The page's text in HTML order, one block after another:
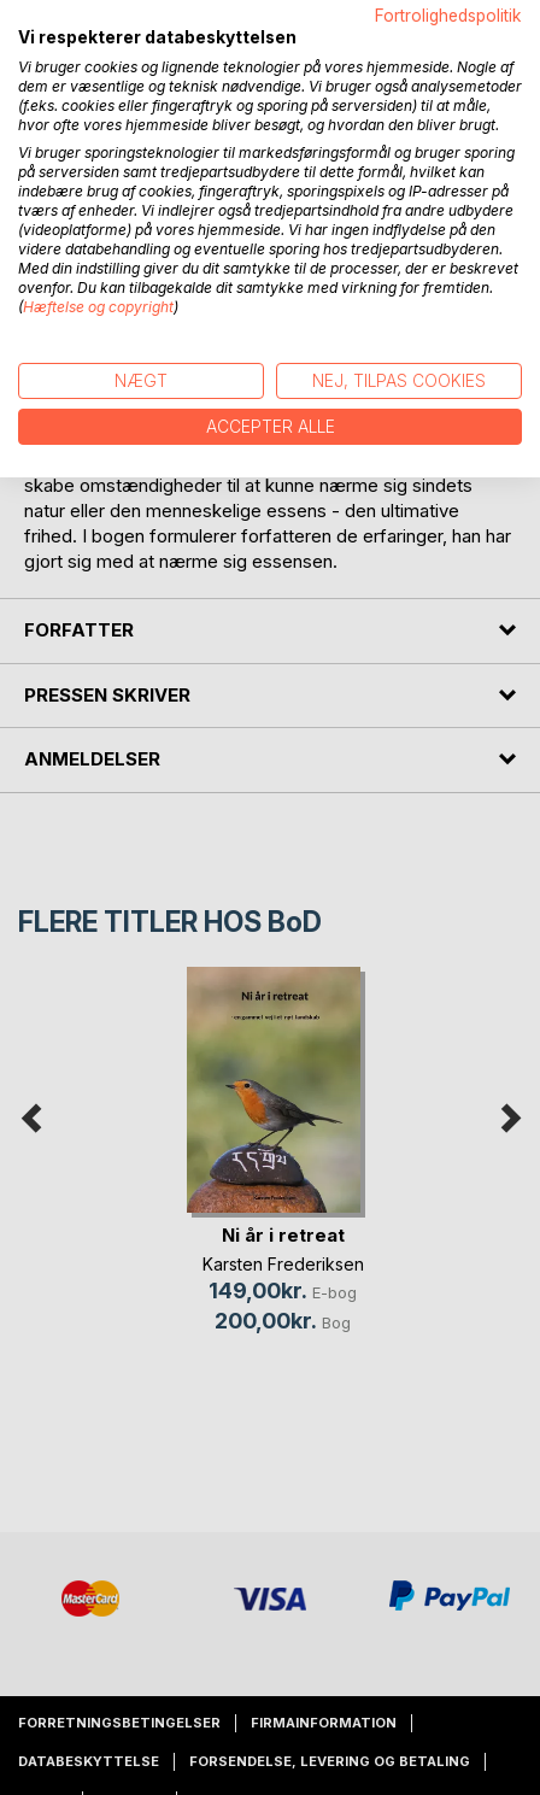
Føj til ønskeliste
Anmeld titel
BESKRIVELSE
Forfatteren har nu for anden gang gennemført et
treårsretreat. Han har igen mediteret mange timer hver dag
i en skurvogn i haven. Retreatet er inspireret af den
tibetanske buddhisme, hvor man har 1.200 års erfaring med
skabe omstændigheder til at kunne nærme sig sindets
natur eller den menneskelige essens - den ultimative
frihed. I bogen formulerer forfatteren de erfaringer, han har
gjort sig med at nærme sig essensen.
FORFATTER
PRESSEN SKRIVER
ANMELDELSER
FLERE TITLER HOS BoD
Ni år i retreat
Karsten Frederiksen
149,00kr. E-bog
200,00kr. Bog
FORRETNINGSBETINGELSER FIRMAINFORMATION
DATABESKYTTELSE FORSENDELSE, LEVERING OG BETALING
Fortrolighedspolitik
Vi respekterer databeskyttelsen
Vi bruger cookies og lignende teknologier på vores hjemmeside. Nogle af
dem er væsentlige og teknisk nødvendige. Vi bruger også analysemetoder
(f.eks. cookies eller fingeraftryk og sporing på serversiden) til at måle,
hvor ofte vores hjemmeside bliver besøgt, og hvordan den bliver brugt.
Vi bruger sporingsteknologier til markedsføringsformål og bruger sporing
på serversiden samt tredjepartsudbydere til dette formål, hvilket kan
indebære brug af cookies, fingeraftryk, sporingspixels og IP-adresser på
tværs af enheder. Vi indlejrer også tredjepartsindhold fra andre udbydere
(videoplatforme) på vores hjemmeside. Vi har ingen indflydelse på den
videre databehandling og eventuelle sporing hos tredjepartsudbyderen.
Med din indstilling giver du dit samtykke til de processer, der er beskrevet
ovenfor. Du kan tilbagekalde dit samtykke med virkning for fremtiden.
(Hæftelse og copyright)
NÆGT NEJ, TILPAS COOKIES
ACCEPTER ALLE